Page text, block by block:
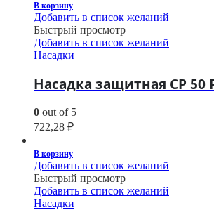
В корзину
Добавить в список желаний
Быстрый просмотр
Добавить в список желаний
Насадки
Насадка защитная CP 50
0 out of 5
722,28 ₽
В корзину
Добавить в список желаний
Быстрый просмотр
Добавить в список желаний
Насадки